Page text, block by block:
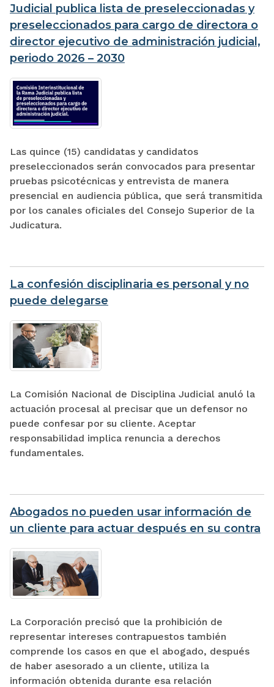
Judicial publica lista de preseleccionadas y
preseleccionados para cargo de directora o
director ejecutivo de administración judicial,
periodo 2026 – 2030
Las quince (15) candidatas y candidatos
preseleccionados serán convocados para presentar
pruebas psicotécnicas y entrevista de manera
presencial en audiencia pública, que será transmitida
por los canales oficiales del Consejo Superior de la
Judicatura.
La confesión disciplinaria es personal y no
puede delegarse
La Comisión Nacional de Disciplina Judicial anuló la
actuación procesal al precisar que un defensor no
puede confesar por su cliente. Aceptar
responsabilidad implica renuncia a derechos
fundamentales.
Abogados no pueden usar información de
un cliente para actuar después en su contra
La Corporación precisó que la prohibición de
representar intereses contrapuestos también
comprende los casos en que el abogado, después
de haber asesorado a un cliente, utiliza la
información obtenida durante esa relación